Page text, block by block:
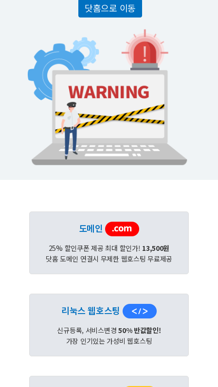
닷홈으로 이동
도메인
25% 할인쿠폰 제공 최대 할인가! 13,500원
닷홈 도메인 연결시 무제한 웹호스팅 무료제공
리눅스 웹호스팅
신규등록, 서비스변경50% 반값할인!
가장 인기있는 가성비 웹호스팅